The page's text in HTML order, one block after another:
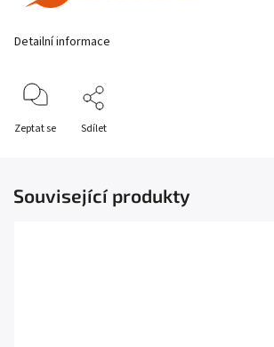
Detailní informace
Zeptat se Sdílet
Související produkty